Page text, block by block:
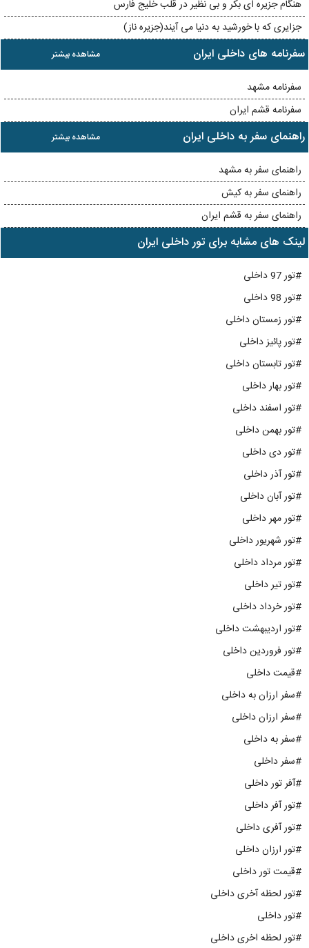
هنگام جزیره ای بکر و بی نظیر در قلب خلیج فارس
جزایری که با خورشید به دنیا می آیند(جزیره ناز)
مشاهده بیشتر سفرنامه های داخلی ایران
سفرنامه مشهد
سفرنامه قشم ایران
مشاهده بیشتر راهنمای سفر به داخلی ایران
راهنمای سفر به مشهد
راهنمای سفر به کیش
راهنمای سفر به قشم ایران
لینک های مشابه برای تور داخلی ایران
#تور 97 داخلی
#تور 98 داخلی
#تور زمستان داخلی
#تور پائیز داخلی
#تور تابستان داخلی
#تور بهار داخلی
#تور اسفند داخلی
#تور بهمن داخلی
#تور دی داخلی
#تور آذر داخلی
#تور آبان داخلی
#تور مهر داخلی
#تور شهریور داخلی
#تور مرداد داخلی
#تور تیر داخلی
#تور خرداد داخلی
#تور اردیبهشت داخلی
#تور فروردین داخلی
#قیمت داخلی
#سفر ارزان به داخلی
#سفر ارزان داخلی
#سفر به داخلی
#سفر داخلی
#آفر تور داخلی
#تور آفر داخلی
#تور آفری داخلی
#تور ارزان داخلی
#قیمت تور داخلی
#تور لحظه آخری داخلی
#تور داخلی
#تور لحظه اخری داخلی